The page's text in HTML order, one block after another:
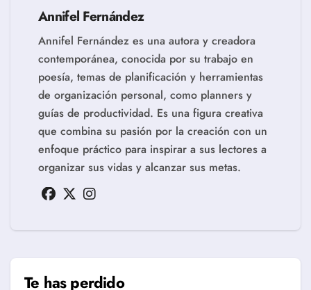
Annifel Fernández
Annifel Fernández es una autora y creadora
contemporánea, conocida por su trabajo en
poesía, temas de planificación y herramientas
de organización personal, como planners y
guías de productividad. Es una figura creativa
que combina su pasión por la creación con un
enfoque práctico para inspirar a sus lectores a
organizar sus vidas y alcanzar sus metas.
Te has perdido